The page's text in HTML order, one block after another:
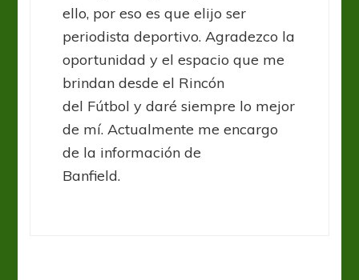
ello, por eso es que elijo ser
periodista deportivo. Agradezco la
oportunidad y el espacio que me
brindan desde el Rincón
del Fútbol y daré siempre lo mejor
de mí. Actualmente me encargo
de la información de
Banfield.